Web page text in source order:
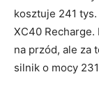
kosztuje 241
XC40
na przód, ale za
silnik o mocy